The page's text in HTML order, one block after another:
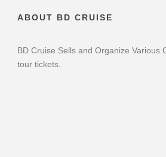
ABOUT BD CRUISE
BD Cruise Sells and Organize Various
tour tickets.